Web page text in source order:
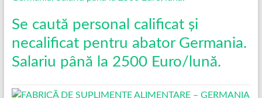
Se caută personal calificat și
necalificat pentru abator Germania.
Salariu până la 2500 Euro/lună.